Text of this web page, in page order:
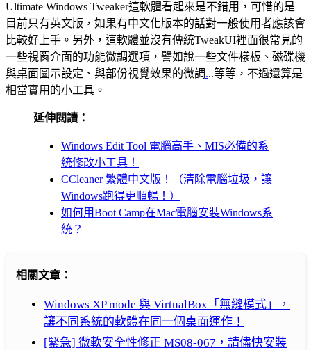
Ultimate Windows Tweaker這軟體看起來是不錯用，可惜的是
目前只有英文版，如果有中文化版本的話對一般使用者應該會
比較好上手。另外，這軟體並沒有傳統TweakUI裡面很常見的
一些視窗介面的功能微調選項，譬如說一些文件樣板、磁碟機
與桌面圖示設定、與部份視覺效果的微調...等等，不過還算是
相當實用的小工具。
延伸閱讀：
Windows Edit Tool 電腦高手、MIS必備的系
統修改小工具！
CCleaner 繁體中文版！（清除電腦垃圾，讓
Windows跑得更順暢！）
如何用Boot Camp在Mac電腦安裝Windows系
統？
相關文章：
Windows XP mode 與 VirtualBox「無縫模式」，
讓不同系統的軟體在同一個桌面運作！
[緊急] 微軟安全性修正 MS08-067，請儘快安裝